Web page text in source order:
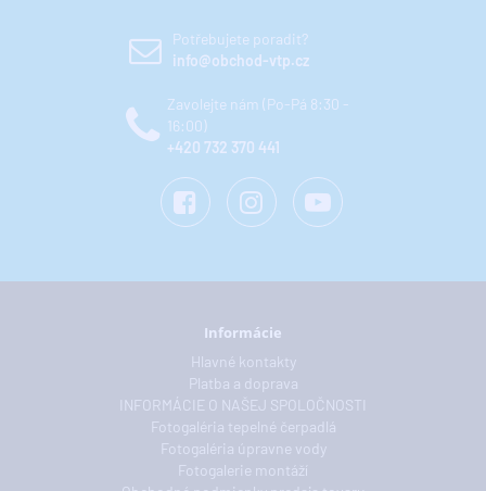
Potřebujete poradit?
info@obchod-vtp.cz
Zavolejte nám (Po-Pá 8:30 -
16:00)
+420 732 370 441
Informácie
Hlavné kontakty
Platba a doprava
INFORMÁCIE O NAŠEJ SPOLOČNOSTI
Fotogaléria tepelné čerpadlá
Fotogaléria úpravne vody
Fotogalerie montáží